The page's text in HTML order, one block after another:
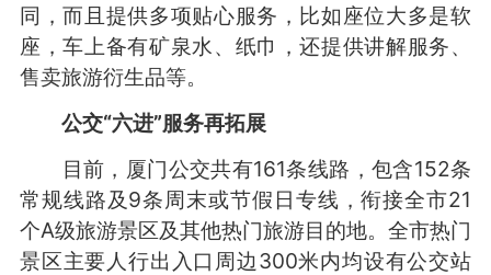
同，而且提供多项贴心服务，比如座位大多是软
座，车上备有矿泉水、纸巾，还提供讲解服务、
售卖旅游衍生品等。
公交“六进”服务再拓展
目前，厦门公交共有161条线路，包含152条
常规线路及9条周末或节假日专线，衔接全市21
个A级旅游景区及其他热门旅游目的地。全市热门
景区主要人行出入口周边300米内均设有公交站